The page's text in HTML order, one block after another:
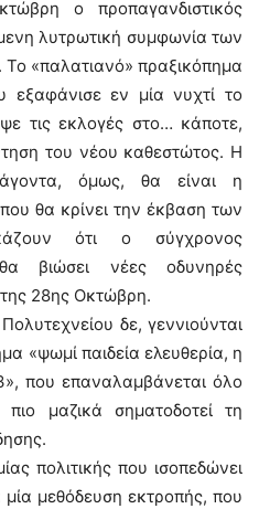
ο προπαγανδιστικός
λυτρωτική συμφωνία των
«παλατιανό» πραξικόπημα
εξαφάνισε εν μία νυχτί το
τις εκλογές στο… κάποτε,
του νέου καθεστώτος. Η
όμως, θα είναι η
θα κρίνει την έκβαση των
ότι ο σύγχρονος
βιώσει νέες οδυνηρές
28ης Οκτώβρη.
δε, γεννιούνται
«ψωμί παιδεία ελευθερία, η
που επαναλαμβάνεται όλο
μαζικά σηματοδοτεί τη
πολιτικής που ισοπεδώνει
μεθόδευση εκτροπής, που